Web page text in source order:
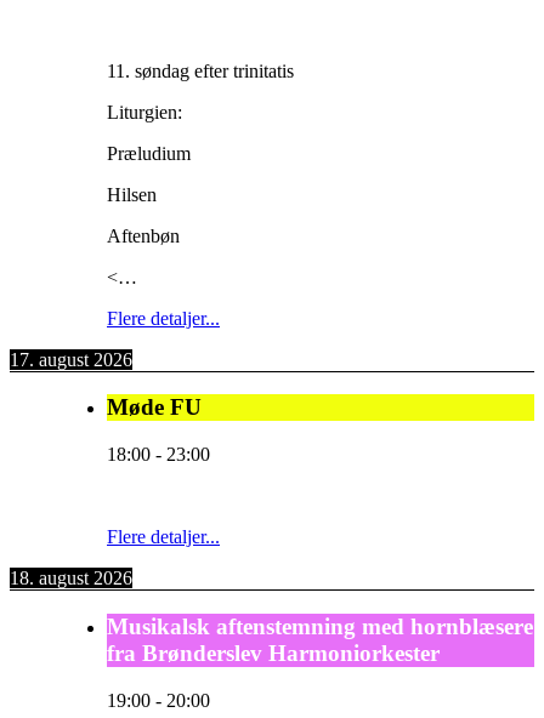
11. søndag efter trinitatis
Liturgien:
Præludium
Hilsen
Aftenbøn
<…
Flere detaljer...
17. august 2026
Møde FU
18:00 - 23:00
Flere detaljer...
18. august 2026
Musikalsk aftenstemning med hornblæsere
fra Brønderslev Harmoniorkester
19:00 - 20:00